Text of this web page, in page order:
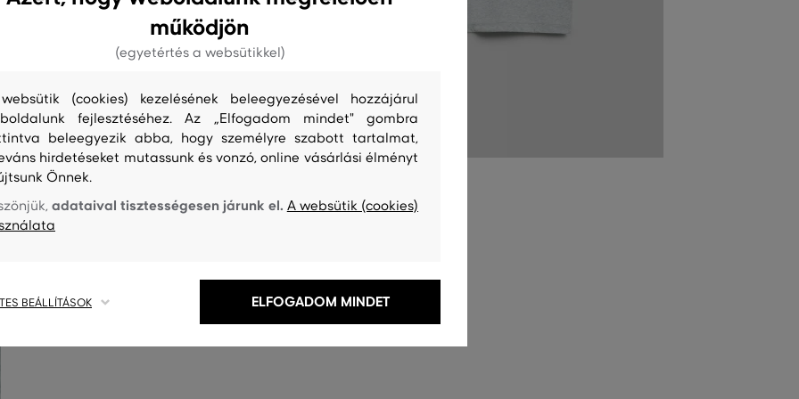
TISZTÍTÁS
működjön
(egyetértés a websütikkel)
(cookies) kezelésének beleegyezésével hozzájárul
fejlesztéséhez. Az „Elfogadom mindet" gombra
beleegyezik abba, hogy személyre szabott tartalmat,
hirdetéseket mutassunk és vonzó, online vásárlási élményt
Önnek.
adataival tisztességesen járunk el. A websütik (cookies)
BEÁLLÍTÁSOK ELFOGADOM MINDET